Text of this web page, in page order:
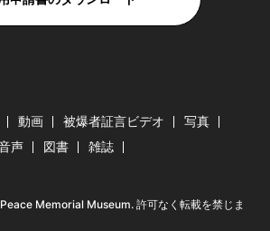
動画 被爆者証言ビデオ
写真
声 図書 雑誌
Memorial Museum. 許可なく転載を禁じま